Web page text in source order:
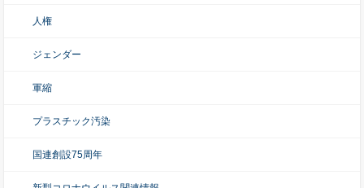
人権
ジェンダー
軍縮
プラスチック汚染
国連創設75周年